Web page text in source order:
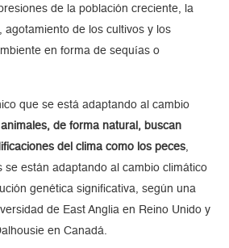
de la población creciente, la
agotamiento de los cultivos y los
en forma de sequías o
que se está adaptando al cambio
animales, de forma natural, buscan
del clima como los peces,
se están adaptando al cambio climático
genética significativa, según una
de East Anglia en Reino Unido y
en Canadá.